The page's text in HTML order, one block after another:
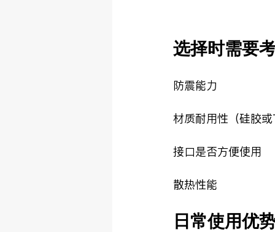
选择时需要
防震能力
材质耐用性（硅胶
接口是否方便使用
散热性能
日常使用优